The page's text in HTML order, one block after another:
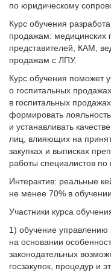
по юридическому
Курс обучения
продажам: медицинских
представителей, КАМ,
продажам с ЛПУ.
Курс обучения поможет
о госпитальных
в госпитальных
формировать
и устанавливать
лиц, влияющих на
закупках и выписках
работы специалистов
Интерактив: реальные
не менее 70% в обучении.
Участники курса
1) обучение
на основании
законодательных
госзакупок, процедур и